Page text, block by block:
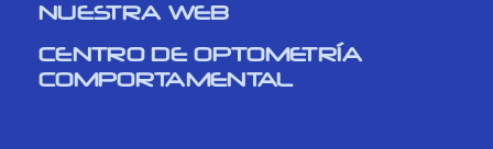
NUESTRA WEB
CENTRO DE OPTOMETRÍA
COMPORTAMENTAL